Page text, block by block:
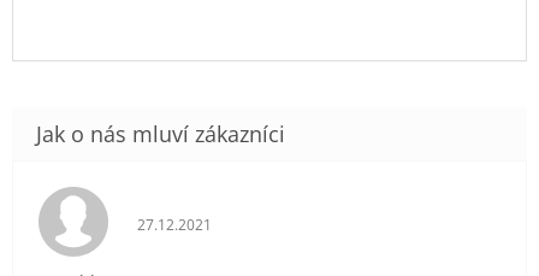
Hodnocení obchodu je 5 z 5 hvězdiček.
27.12.2021